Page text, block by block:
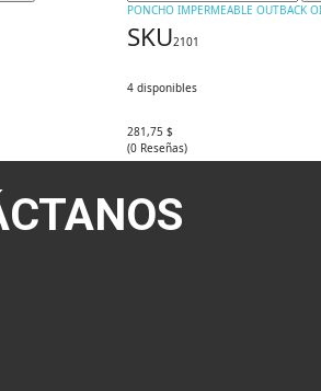
PONCHO IMPERMEABLE OUTBACK
SKU2101
4 disponibles
281,75 $
(0 Reseñas)